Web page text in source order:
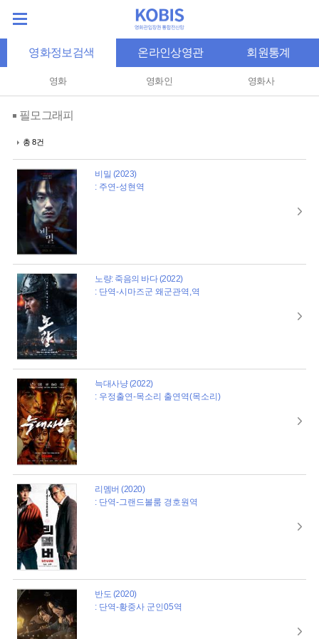
영화정보검색 온라인상영관 회원통계
영화 영화인 영화사
필모그래피
총 8건
비밀 (2023)
: 주연-성현역
노량: 죽음의 바다 (2022)
: 단역-시마즈군 왜군관역,역
늑대사냥 (2022)
: 우정출연-목소리 출연역(목소리)
리멤버 (2020)
: 단역-그랜드볼룸 경호원역
반도 (2020)
: 단역-황중사 군인05역